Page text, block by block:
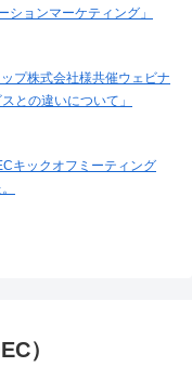
ョンマーケティング」
プ株式会社様共催ウェビナ
との違いについて」
）